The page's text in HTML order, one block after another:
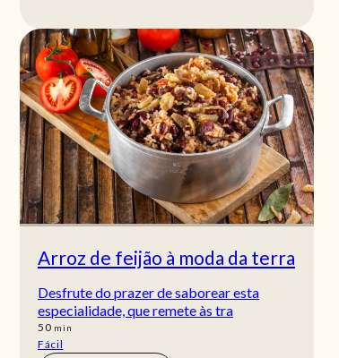
Arroz de feijão à moda da terra
Desfrute do prazer de saborear esta
especialidade, que remete às tra
50min
min
Fácil